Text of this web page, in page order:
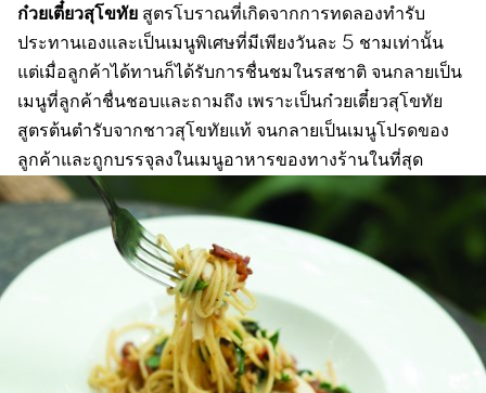
ก๋วยเตี๋ยวสุโขทัย สูตรโบราณที่เกิดจากการทดลองทำรับ
ประทานเองและเป็นเมนูพิเศษที่มีเพียงวันละ 5 ชามเท่านั้น
แต่เมื่อลูกค้าได้ทานก็ได้รับการชื่นชมในรสชาติ จนกลายเป็น
เมนูที่ลูกค้าชื่นชอบและถามถึง เพราะเป็นก๋วยเตี๋ยวสุโขทัย
สูตรต้นตำรับจากชาวสุโขทัยแท้ จนกลายเป็นเมนูโปรดของ
ลูกค้าและถูกบรรจุลงในเมนูอาหารของทางร้านในที่สุด